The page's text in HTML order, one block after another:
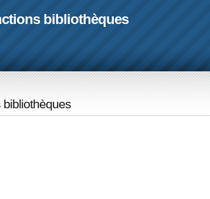
bibliothèques